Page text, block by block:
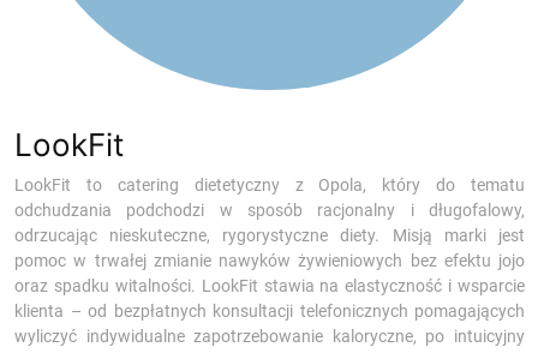
LookFit
LookFit to catering dietetyczny z Opola, który do tematu
odchudzania podchodzi w sposób racjonalny i długofalowy,
odrzucając nieskuteczne, rygorystyczne diety. Misją marki jest
pomoc w trwałej zmianie nawyków żywieniowych bez efektu jojo
oraz spadku witalności. LookFit stawia na elastyczność i wsparcie
klienta – od bezpłatnych konsultacji telefonicznych pomagających
wyliczyć indywidualne zapotrzebowanie kaloryczne, po intuicyjny